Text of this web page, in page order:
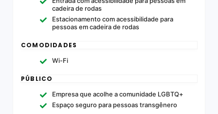
cadeira de rodas
Estacionamento com acessibilidade para
pessoas em cadeira de rodas
COMODIDADES
Wi-Fi
PÚBLICO
Empresa que acolhe a comunidade LGBTQ+
Espaço seguro para pessoas transgênero